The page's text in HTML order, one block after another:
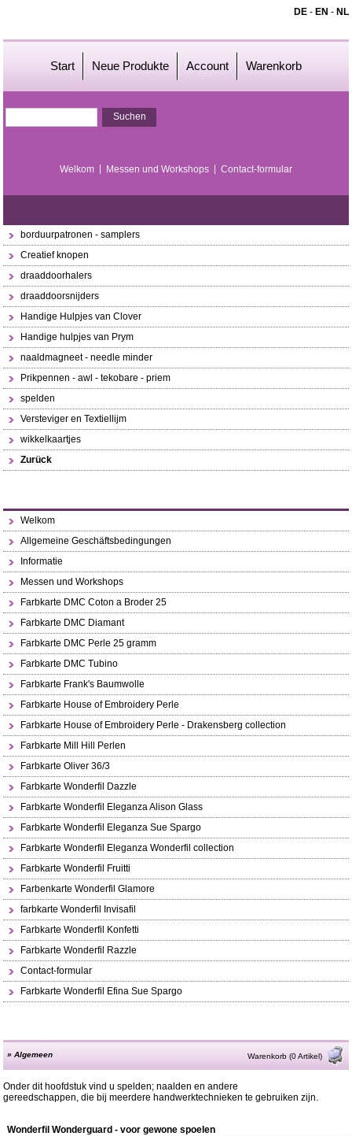
DE- EN - NL
Start Neue Produkte Account Warenkorb
Welkom Messen und Workshops Contact-formular
borduurpatronen - samplers
Creatief knopen
draaddoorhalers
draaddoorsnijders
Handige Hulpjes van Clover
Handige hulpjes van Prym
naaldmagneet - needle minder
Prikpennen - awl - tekobare - priem
spelden
Versteviger en Textiellijm
wikkelkaartjes
Zurück
Welkom
Allgemeine Geschäftsbedingungen
Informatie
Messen und Workshops
Farbkarte DMC Coton a Broder 25
Farbkarte DMC Diamant
Farbkarte DMC Perle 25 gramm
Farbkarte DMC Tubino
Farbkarte Frank's Baumwolle
Farbkarte House of Embroidery Perle
Farbkarte House of Embroidery Perle - Drakensberg collection
Farbkarte Mill Hill Perlen
Farbkarte Oliver 36/3
Farbkarte Wonderfil Dazzle
Farbkarte Wonderfil Eleganza Alison Glass
Farbkarte Wonderfil Eleganza Sue Spargo
Farbkarte Wonderfil Eleganza Wonderfil collection
Farbkarte Wonderfil Fruitti
Farbenkarte Wonderfil Glamore
farbkarte Wonderfil Invisafil
Farbkarte Wonderfil Konfetti
Farbkarte Wonderfil Razzle
Contact-formular
Farbkarte Wonderfil Efina Sue Spargo
»Algemeen Warenkorb (0 Artikel)
Onder dit hoofdstuk vind u spelden; naalden en andere
gereedschappen, die bij meerdere handwerktechnieken te gebruiken zijn.
Wonderfil Wonderguard - voor gewone spoelen